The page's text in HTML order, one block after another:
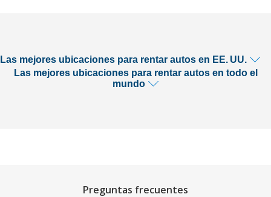
Las mejores ubicaciones para rentar autos en EE. UU.
Las mejores ubicaciones para rentar autos en todo el
mundo
Preguntas frecuentes